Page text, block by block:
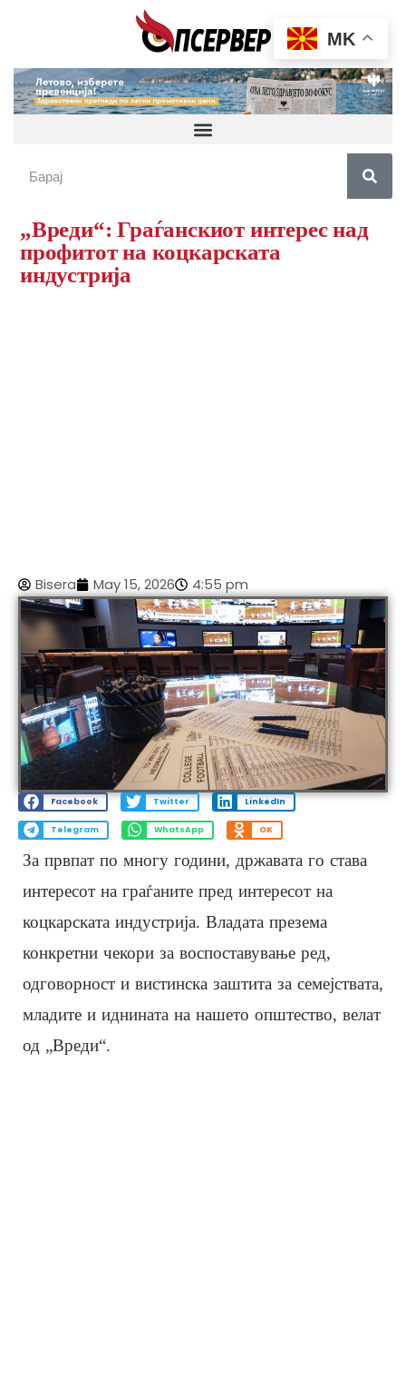
„Вреди“: Граѓанскиот интерес над
профитот на коцкарската
индустрија
Bisera May 15, 2026 4:55 pm
Facebook Twitter LinkedIn
Telegram WhatsApp OK
За првпат по многу години, државата го става
интересот на граѓаните пред интересот на
коцкарската индустрија. Владата презема
конкретни чекори за воспоставување ред,
одговорност и вистинска заштита за семејствата,
младите и иднината на нашето општество, велат
од „Вреди“.
MK